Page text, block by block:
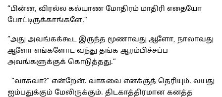
“பின்ன, விரல்ல கல்யாண மோதிரம் மாதிரி எதையோ
போட்டிருக்காங்களே.”
“அது அவங்கக்கூட இருந்த மூணாவது ஆளோ, நாலாவது
ஆளோ எங்களோட வந்து தங்க ஆரம்பிச்சப்ப
அவங்களுக்குக் கொடுத்தது.”
“வாசுவா?” என்றேன். வாசுவை எனக்குத் தெரியும். வயது
ஐம்பதுக்கும் மேலிருக்கும். திடகாத்திரமான கனத்த